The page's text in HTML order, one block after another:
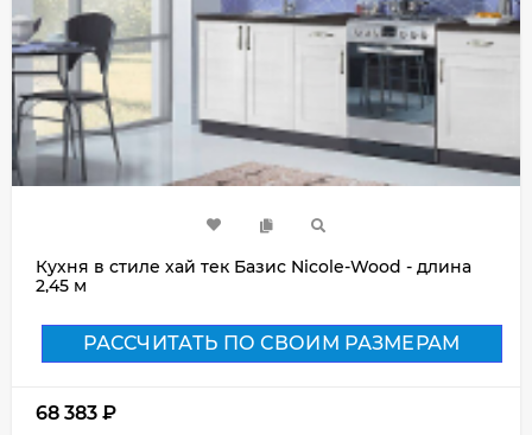
Кухня в стиле хай тек Базис Nicole-Wood - длина
2,45 м
РАССЧИТАТЬ ПО СВОИМ РАЗМЕРАМ
68 383 ₽